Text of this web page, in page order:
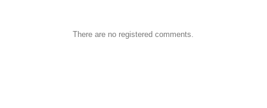
There are no registered comments.